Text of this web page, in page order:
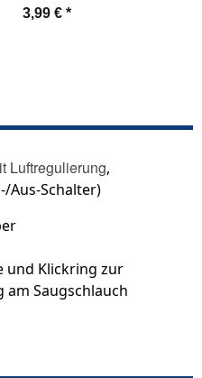
3,99 € *
Luftregulierung,
Aus-Schalter)
und Klickring zur
Saugschlauch